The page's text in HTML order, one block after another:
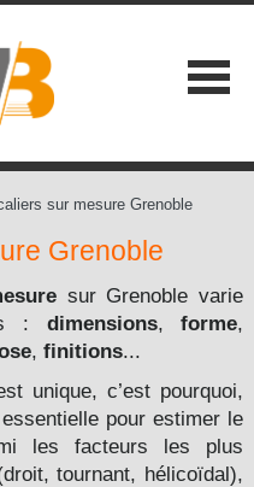
+
+
+
sur mesure Grenoble
Grenoble
sur Grenoble varie
: dimensions,forme,
, finitions...
unique, c’est pourquoi,
pour estimer le
les facteurs les plus
tournant, hélicoïdal),